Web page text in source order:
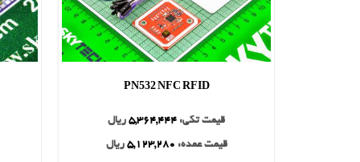
PN532 NFC RFID
قیمت تکی: 5,364,444 ریال
قیمت عمده: 5,123,280 ریال